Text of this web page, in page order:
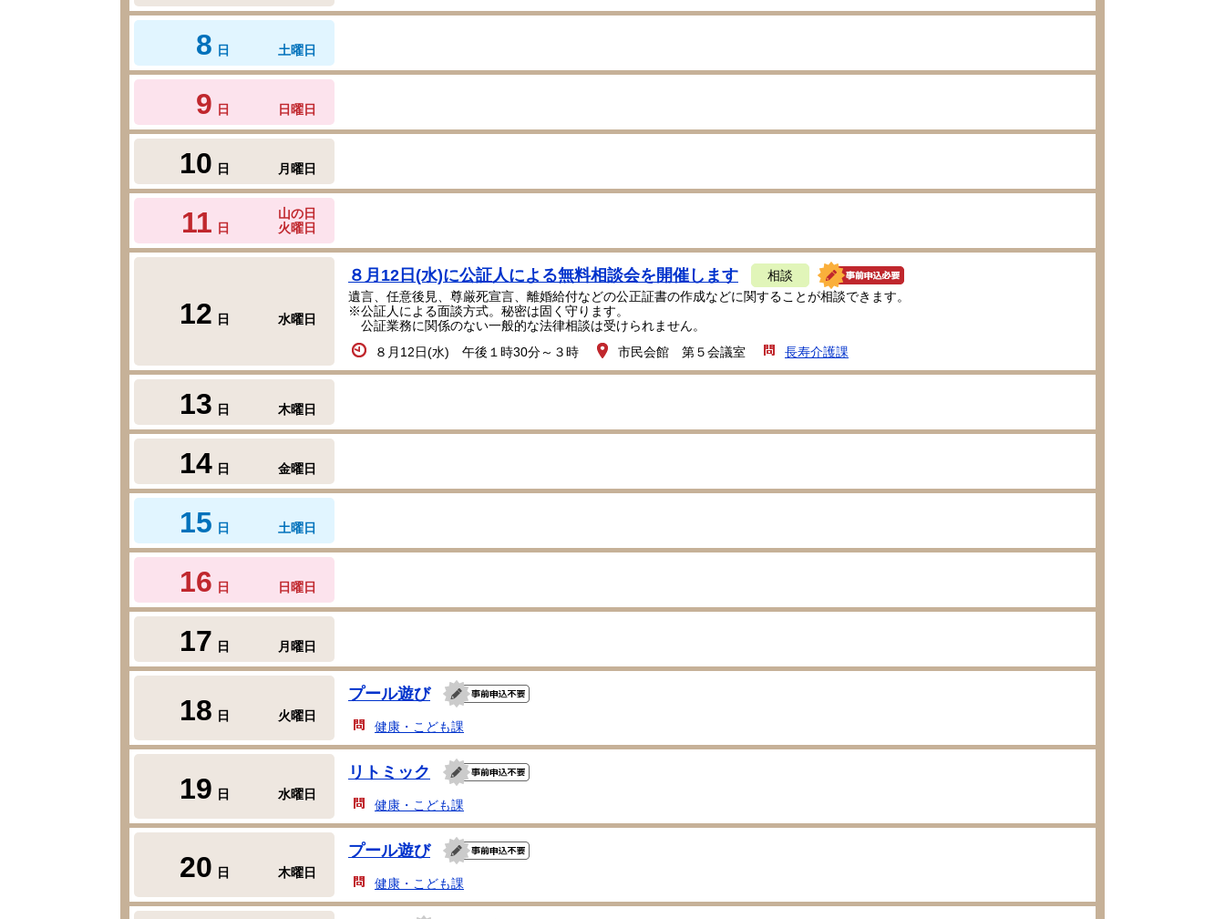
8 日 土曜日
9 日 日曜日
10 日 月曜日
11 日
山の日
火曜日
12 日 水曜日
８月12日(水)に公証人による無料相談会を開催します
相談
遺言、任意後見、尊厳死宣言、離婚給付などの公正証書の作成などに関することが相談できます。
※公証人による面談方式。秘密は固く守ります。
公証業務に関係のない一般的な法律相談は受けられません。
８月12日(水) 午後１時30分～３時
市民会館 第５会議室 長寿介護課
13 日 木曜日
14 日 金曜日
15 日 土曜日
16 日 日曜日
17 日 月曜日
18 日 火曜日
プール遊び
健康・こども課
19 日 水曜日
リトミック
健康・こども課
20 日 木曜日
プール遊び
健康・こども課